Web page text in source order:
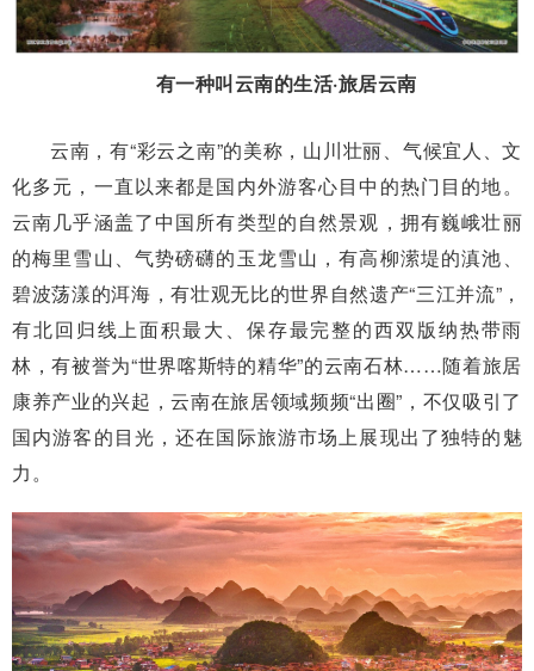
有一种叫云南的生活·旅居云南
云南，有“彩云之南”的美称，山川壮丽、气候宜人、文
化多元，一直以来都是国内外游客心目中的热门目的地。
云南几乎涵盖了中国所有类型的自然景观，拥有巍峨壮丽
的梅里雪山、气势磅礴的玉龙雪山，有高柳潆堤的滇池、
碧波荡漾的洱海，有壮观无比的世界自然遗产“三江并流”，
有北回归线上面积最大、保存最完整的西双版纳热带雨
林，有被誉为“世界喀斯特的精华”的云南石林……随着旅居
康养产业的兴起，云南在旅居领域频频“出圈”，不仅吸引了
国内游客的目光，还在国际旅游市场上展现出了独特的魅
力。